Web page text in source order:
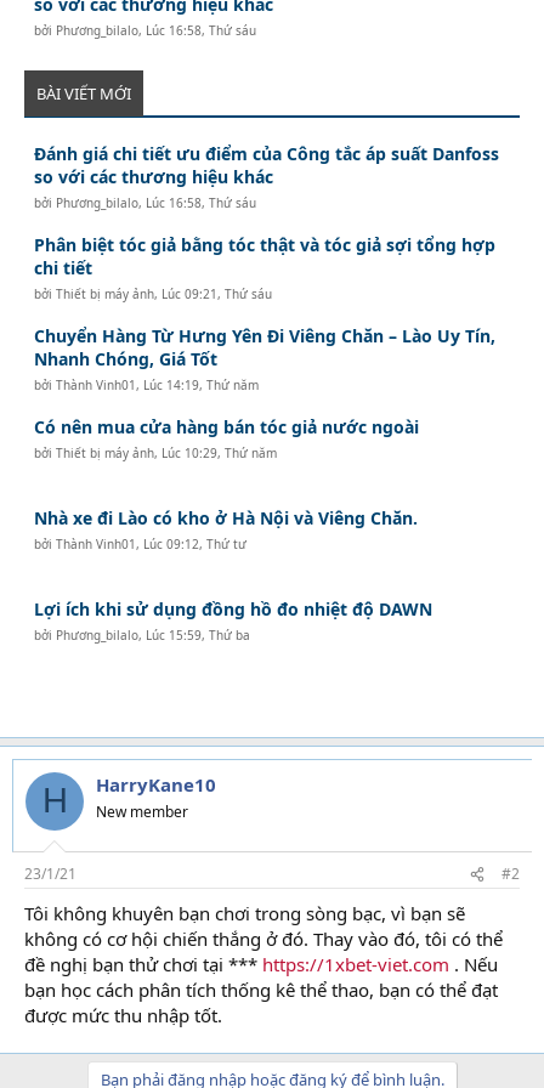
bởi Phương_bilalo, Lúc 16:58, Thứ sáu
BÀI VIẾT MỚI
Đánh giá chi tiết ưu điểm của Công tắc áp suất Danfoss
so với các thương hiệu khác
bởi Phương_bilalo, Lúc 16:58, Thứ sáu
Phân biệt tóc giả bằng tóc thật và tóc giả sợi tổng hợp
chi tiết
bởiThiết bị máy ảnh, Lúc 09:21, Thứ sáu
Chuyển Hàng Từ Hưng Yên Đi Viêng Chăn – Lào Uy Tín,
Nhanh Chóng, Giá Tốt
bởiThành Vinh01 , Lúc 14:19, Thứ năm
Có nên mua cửa hàng bán tóc giả nước ngoài
bởiThiết bị máy ảnh, Lúc 10:29, Thứ năm
Nhà xe đi Lào có kho ở Hà Nội và Viêng Chăn.
bởiThành Vinh01 , Lúc 09:12, Thứ tư
Lợi ích khi sử dụng đồng hồ đo nhiệt độ DAWN
bởi Phương_bilalo, Lúc 15:59, Thứ ba
H HarryKane10
New member
23/1/21 #2
Tôi không khuyên bạn chơi trong sòng bạc, vì bạn sẽ
không có cơ hội chiến thắng ở đó. Thay vào đó, tôi có thể
đề nghị bạn thử chơi tại *** https://1xbet-viet.com . Nếu
bạn học cách phân tích thống kê thể thao, bạn có thể đạt
được mức thu nhập tốt.
Bạn phải đăng nhập hoặc đăng ký để bình luận.